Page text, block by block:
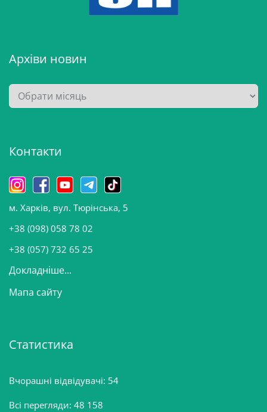
Архіви новин
А
р
в
н
о
в
и
Контакти
м. Харків, вул. Тюрінська, 5
+38 (098) 058 78 02
+38 (057) 732 65 25
Докладніше...
Мапа сайту
Статистика
Вчорашні відвідувачі: 54
Всі перегляди: 48 158